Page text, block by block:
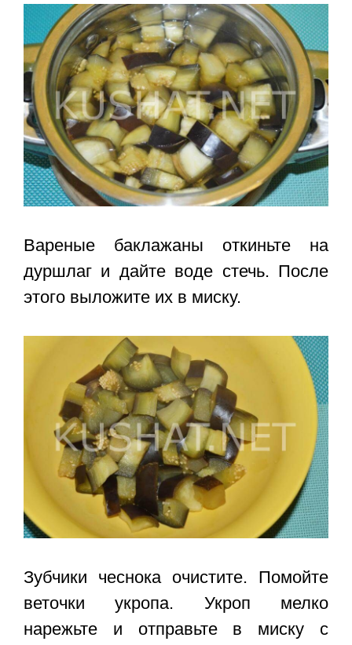
Вареные баклажаны откиньте на
дуршлаг и дайте воде стечь. После
этого выложите их в миску.
Зубчики чеснока очистите. Помойте
веточки укропа. Укроп мелко
нарежьте и отправьте в миску с